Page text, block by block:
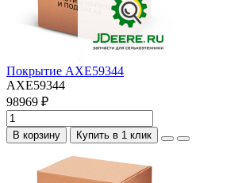
Покрытие AXE59344
AXE59344
98969 ₽
В корзину Купить в 1 клик